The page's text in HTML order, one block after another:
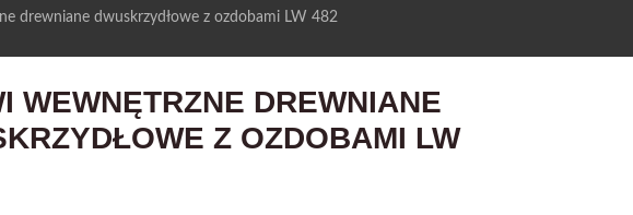
drewniane dwuskrzydłowe z ozdobami LW 482
WEWNĘTRZNE DREWNIANE
Z OZDOBAMI LW